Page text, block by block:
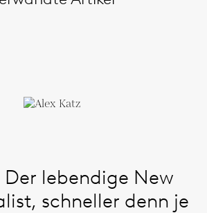
Der lebendige New
schneller denn je